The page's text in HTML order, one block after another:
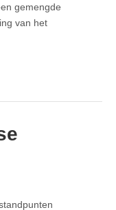
gemengde
van het